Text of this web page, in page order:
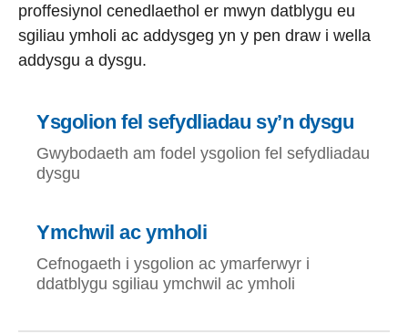
proffesiynol cenedlaethol er mwyn datblygu eu
sgiliau ymholi ac addysgeg yn y pen draw i wella
addysgu a dysgu.
Ysgolion fel sefydliadau sy’n dysgu
Gwybodaeth am fodel ysgolion fel sefydliadau
dysgu
Ymchwil ac ymholi
Cefnogaeth i ysgolion ac ymarferwyr i
ddatblygu sgiliau ymchwil ac ymholi